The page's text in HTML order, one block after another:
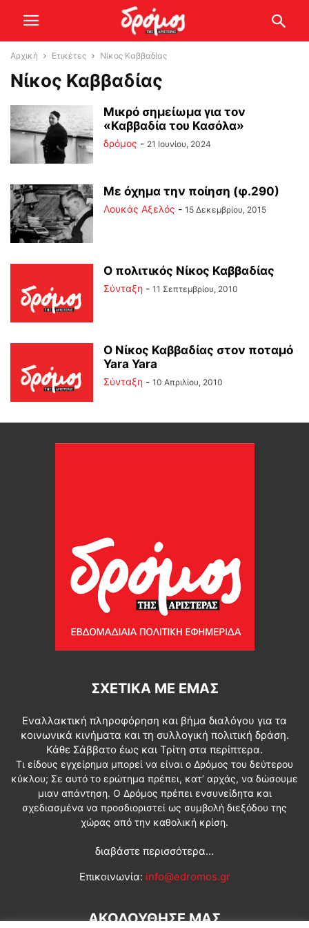
Αρχική Ετικέτες Νίκος Καββαδίας
Νίκος Καββαδίας
Μικρό σημείωμα για τον
«Καββαδία του Κασόλα»
δρόμος - 21 Ιουνίου, 2024
Με όχημα την ποίηση (φ.290)
Λουκάς Αξελός - 15 Δεκεμβρίου, 2015
Ο πολιτικός Νίκος Καββαδίας
Σύνταξη - 11 Σεπτεμβρίου, 2010
Ο Νίκος Καββαδίας στον ποταμό
Yara Yara
Σύνταξη - 10 Απριλίου, 2010
ΣΧΕΤΙΚΆ ΜΕ ΕΜΆΣ
Εναλλακτική πληροφόρηση και βήμα διαλόγου για τα
κοινωνικά κινήματα και τη συλλογική πολιτική δράση.
Κάθε Σάββατο έως και Τρίτη στα περίπτερα.
Τι είδους εγχείρημα μπορεί να είναι ο Δρόμος του δεύτερου
κύκλου; Σε αυτό το ερώτημα πρέπει, κατ’ αρχάς, να δώσουμε
μιαν απάντηση. Ο Δρόμος πρέπει ενσυνείδητα και
σχεδιασμένα να προσδιοριστεί ως συμβολή διεξόδου της
χώρας από την καθολική κρίση.
διαβάστε περισσότερα...
Επικοινωνία: info@edromos.gr
ΑΚΟΛΟΥΘΗΣΕ ΜΑΣ